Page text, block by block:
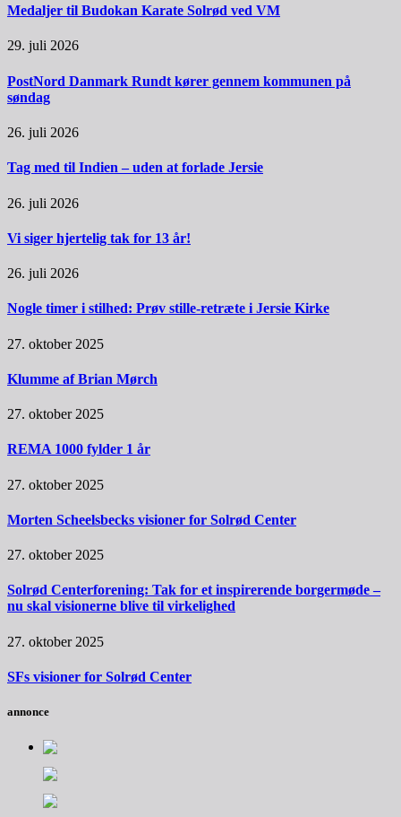
Medaljer til Budokan Karate Solrød ved VM
29. juli 2026
PostNord Danmark Rundt kører gennem kommunen på
søndag
26. juli 2026
Tag med til Indien – uden at forlade Jersie
26. juli 2026
Vi siger hjertelig tak for 13 år!
26. juli 2026
Nogle timer i stilhed: Prøv stille-retræte i Jersie Kirke
27. oktober 2025
Klumme af Brian Mørch
27. oktober 2025
REMA 1000 fylder 1 år
27. oktober 2025
Morten Scheelsbecks visioner for Solrød Center
27. oktober 2025
Solrød Centerforening: Tak for et inspirerende borgermøde –
nu skal visionerne blive til virkelighed
27. oktober 2025
SFs visioner for Solrød Center
annonce